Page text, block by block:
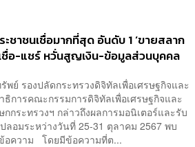
ชาชนเชื่อมากที่สุด อันดับ 1 ‘ขายสลาก
ชื่อ-แชร์ หวั่นสูญเงิน-ข้อมูลส่วนบุคคล
ย์ รองปลัดกระทรวงดิจิทัลเพื่อเศรษฐกิจและ
การคณะกรรมการดิจิทัลเพื่อเศรษฐกิจและ
ระทรวงฯ กล่าวถึงผลการมอนิเตอร์และรับ
อมระหว่างวันที่ 25-31 ตุลาคม 2567 พบ
อความ โดยมีข้อความที่ต...